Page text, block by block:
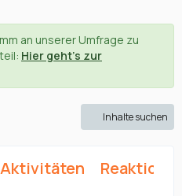
an unserer Umfrage zu
teil: Hier geht's zur
Inhalte suchen